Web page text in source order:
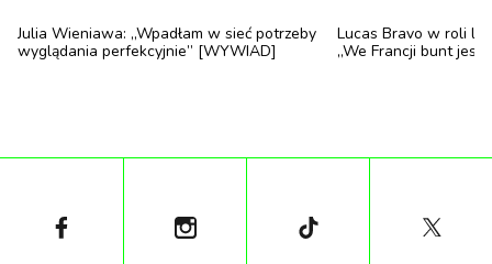
Julia Wieniawa: „Wpadłam w sieć potrzeby
wyglądania perfekcyjnie” [WYWIAD]
Lucas Bravo w roli
„We Francji bunt